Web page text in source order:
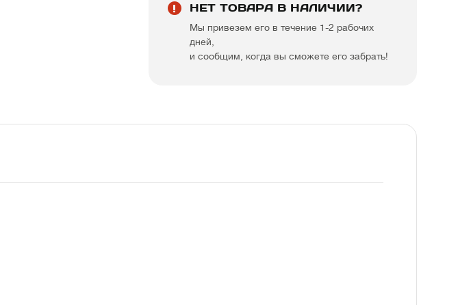
НЕТ ТОВАРА В НАЛИЧИИ?
Мы привезем его в течение 1-2 рабочих
дней,
и сообщим, когда вы сможете его забрать!